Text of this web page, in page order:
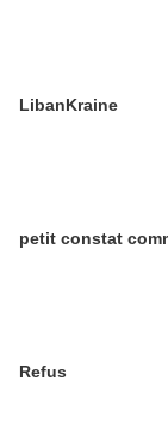
LibanKraine
petit constat
Refus